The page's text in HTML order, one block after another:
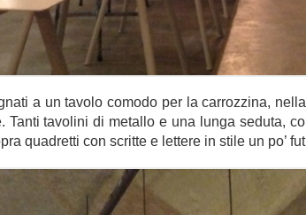
a un tavolo comodo per la carrozzina,
Tanti tavolini di metallo e una lunga seduta,
quadretti con scritte e lettere in stile un po’